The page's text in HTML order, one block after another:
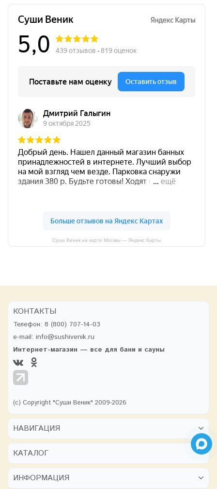
Суши Веник на карте Москвы — Яндекс Карты
КОНТАКТЫ
Телефон: 8 (800) 707-14-03
e-mail: info@sushivenik.ru
Интернет-магазин — все для бани и сауны
(с) Copyright "Суши Веник" 2009-2026
НАВИГАЦИЯ
КАТАЛОГ
ИНФОРМАЦИЯ